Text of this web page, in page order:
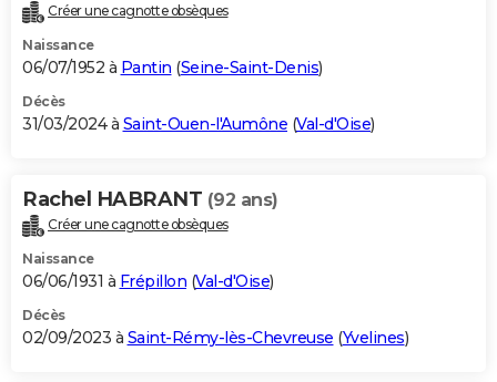
Créer une cagnotte obsèques
Naissance
06/07/1952 à Pantin (Seine-Saint-Denis)
Décès
31/03/2024 à Saint-Ouen-l'Aumône (Val-d'Oise)
Rachel HABRANT (92 ans)
Créer une cagnotte obsèques
Naissance
06/06/1931 à Frépillon (Val-d'Oise)
Décès
02/09/2023 à Saint-Rémy-lès-Chevreuse (Yvelines)